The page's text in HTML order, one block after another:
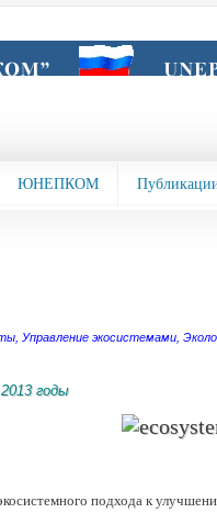
ЮНЕПКОМ
, Управление экосистемами,
годы
подхода к